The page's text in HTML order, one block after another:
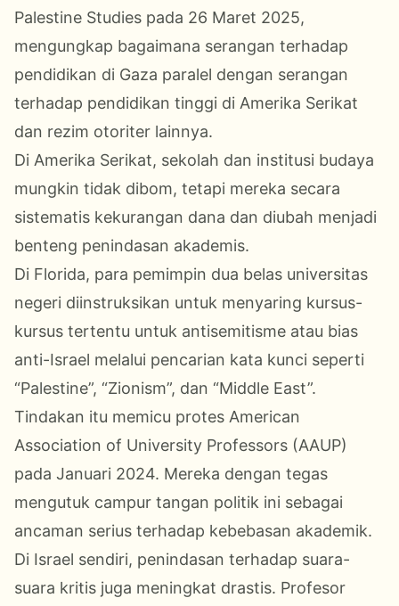
Palestine Studies pada 26 Maret 2025,
mengungkap bagaimana serangan terhadap
pendidikan di Gaza paralel dengan serangan
terhadap pendidikan tinggi di Amerika Serikat
dan rezim otoriter lainnya.
Di Amerika Serikat, sekolah dan institusi budaya
mungkin tidak dibom, tetapi mereka secara
sistematis kekurangan dana dan diubah menjadi
benteng penindasan akademis.
Di Florida, para pemimpin dua belas universitas
negeri diinstruksikan untuk menyaring kursus-
kursus tertentu untuk antisemitisme atau bias
anti-Israel melalui pencarian kata kunci seperti
“Palestine”, “Zionism”, dan “Middle East”.
Tindakan itu memicu protes American
Association of University Professors (AAUP)
pada Januari 2024. Mereka dengan tegas
mengutuk campur tangan politik ini sebagai
ancaman serius terhadap kebebasan akademik.
Di Israel sendiri, penindasan terhadap suara-
suara kritis juga meningkat drastis. Profesor